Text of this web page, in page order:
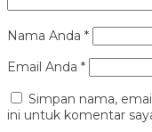
Nama Anda *
Email Anda *
Simpan nama,
ini untuk komentar